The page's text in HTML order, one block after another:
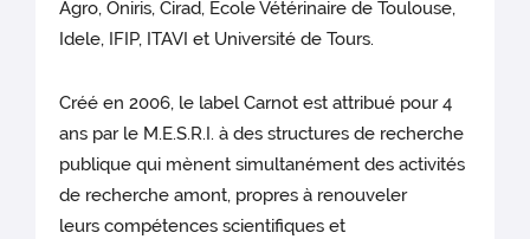
Agro, Oniris, Cirad, Ecole Vétérinaire de Toulouse,
Idele, IFIP, ITAVI et Université de Tours.
Créé en 2006, le label Carnot est attribué pour 4
ans par le M.E.S.R.I. à des structures de recherche
publique qui mènent simultanément des activités
de recherche amont, propres à renouveler
leurs compétences scientifiques et